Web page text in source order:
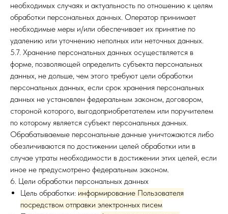
необходимых случаях и актуальность по отношению к целям
обработки персональных данных. Оператор принимает
необходимые меры и/или обеспечивает их принятие по
удалению или уточнению неполных или неточных данных.
5.7. Хранение персональных данных осуществляется в
форме, позволяющей определить субъекта персональных
данных, не дольше, чем этого требуют цели обработки
персональных данных, если срок хранения персональных
данных не установлен федеральным законом, договором,
стороной которого, выгодоприобретателем или поручителем
по которому является субъект персональных данных.
Обрабатываемые персональные данные уничтожаются либо
обезличиваются по достижении целей обработки или в
случае утраты необходимости в достижении этих целей, если
иное не предусмотрено федеральным законом.
6. Цели обработки персональных данных
Цель обработки: информирование Пользователя
посредством отправки электронных писем